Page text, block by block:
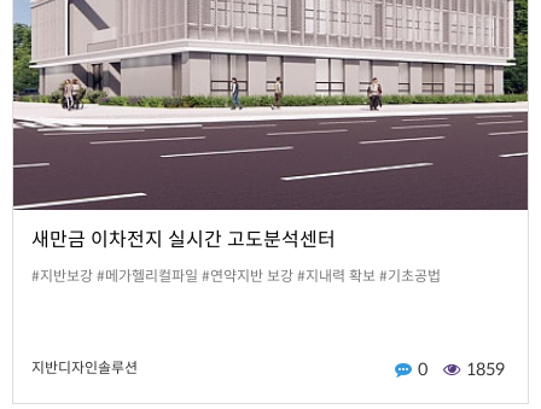
새만금 이차전지 실시간 고도분석센터
#지반보강 #메가헬리컬파일 #연약지반 보강 #지내력 확보 #기초공법
지반디자인솔루션 0 1859